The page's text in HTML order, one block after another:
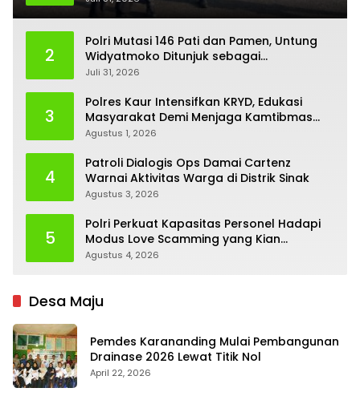
2
Polri Mutasi 146 Pati dan Pamen, Untung
Widyatmoko Ditunjuk sebagai
Kadivhubinter
Juli 31, 2026
3
Polres Kaur Intensifkan KRYD, Edukasi
Masyarakat Demi Menjaga Kamtibmas
Tetap Kondusif
Agustus 1, 2026
4
Patroli Dialogis Ops Damai Cartenz
Warnai Aktivitas Warga di Distrik Sinak
Agustus 3, 2026
5
Polri Perkuat Kapasitas Personel Hadapi
Modus Love Scamming yang Kian
Kompleks
Agustus 4, 2026
Desa Maju
Pemdes Karananding Mulai Pembangunan
Drainase 2026 Lewat Titik Nol
April 22, 2026